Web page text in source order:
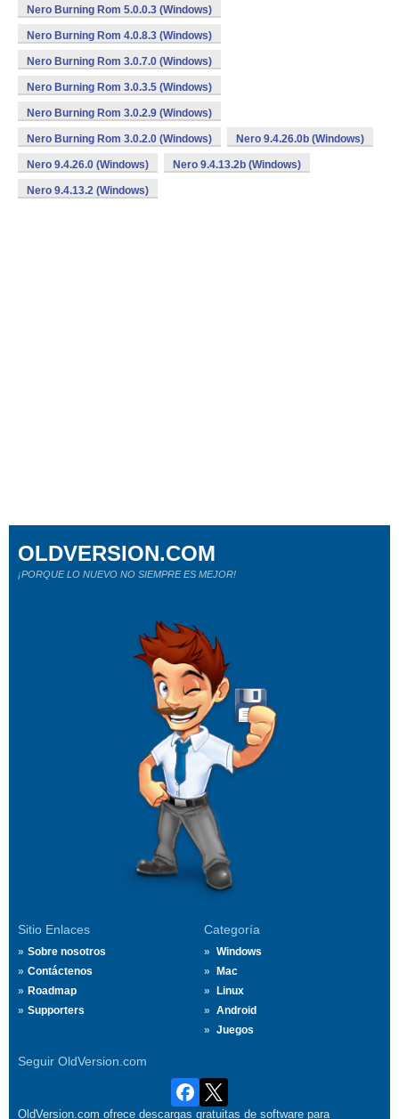
Nero Burning Rom 5.0.0.3 (Windows)
Nero Burning Rom 4.0.8.3 (Windows)
Nero Burning Rom 3.0.7.0 (Windows)
Nero Burning Rom 3.0.3.5 (Windows)
Nero Burning Rom 3.0.2.9 (Windows)
Nero Burning Rom 3.0.2.0 (Windows) Nero 9.4.26.0b (Windows)
Nero 9.4.26.0 (Windows) Nero 9.4.13.2b (Windows)
Nero 9.4.13.2 (Windows)
Sitio Enlaces
Sobre nosotros
Contáctenos
Roadmap
Supporters
Categoría
Windows
Mac
Linux
Android
Juegos
Seguir OldVersion.com
OLDVERSION.COM
¡PORQUE LO NUEVO NO SIEMPRE ES MEJOR!
OldVersion.com ofrece descargas gratuitas de software para